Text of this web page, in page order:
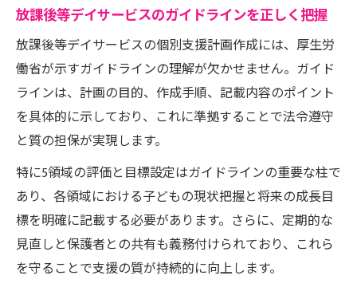
個別支援計画作成で失敗しないための工夫
放課後等デイサービスの様式と記載例まと
め
自信を持って進める個別支援計画作り
放課後等デイサービスの計画作りで意識す
べき点
個別支援計画の見直しやモニタリングの重
要性
保護者同意と意向反映のポイント徹底解説
担当者会議を効果的に進める運用ノウハウ
放課後等デイサービスにおける共有と情報
放課後等デイサービスのガイドラインを正しく把握
放課後等デイサービスの個別支援計画作成には、厚生労
働省が示すガイドラインの理解が欠かせません。ガイド
ラインは、計画の目的、作成手順、記載内容のポイント
を具体的に示しており、これに準拠することで法令遵守
と質の担保が実現します。
特に5領域の評価と目標設定はガイドラインの重要な柱で
あり、各領域における子どもの現状把握と将来の成長目
標を明確に記載する必要があります。さらに、定期的な
見直しと保護者との共有も義務付けられており、これら
を守ることで支援の質が持続的に向上します。